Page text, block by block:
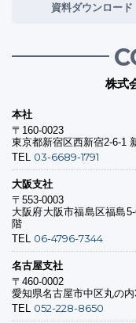
資料ダウンロード
株式
本社
〒160-0023
東京都新宿区西新宿2-6-1
TEL 03-6689-1791
大阪支社
〒553-0003
大阪府大阪市福島区福島
階
TEL 06-4796-7344
名古屋支社
〒460-0002
愛知県名古屋市中区丸の
TEL 052-228-8650